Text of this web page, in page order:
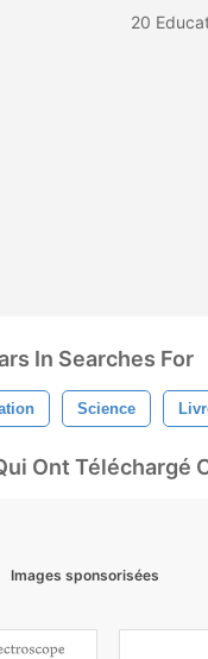
20
In Searches For
Science
Ont Téléchargé
Images sponsorisées